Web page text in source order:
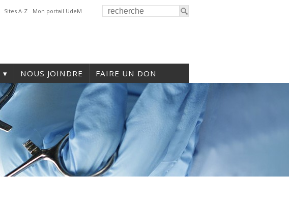
Sites A-Z Mon portail UdeM
NOUS JOINDRE FAIRE UN DON